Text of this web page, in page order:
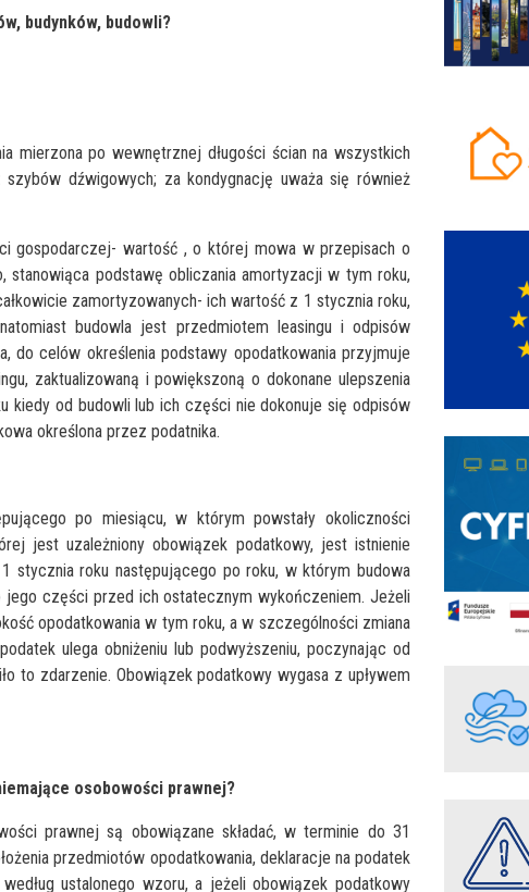
budynków, budowli?
mierzona po wewnętrznej długości ścian na wszystkich
dźwigowych; za kondygnację uważa się również
gospodarczej- wartość , o której mowa w przepisach o
stanowiąca podstawę obliczania amortyzacji w tym roku,
zamortyzowanych- ich wartość z 1 stycznia roku,
budowla jest przedmiotem leasingu i odpisów
do celów określenia podstawy opodatkowania przyjmuje
zaktualizowaną i powiększoną o dokonane ulepszenia
kiedy od budowli lub ich części nie dokonuje się odpisów
określona przez podatnika.
po miesiącu, w którym powstały okoliczności
jest uzależniony obowiązek podatkowy, jest istnienie
stycznia roku następującego po roku, w którym budowa
części przed ich ostatecznym wykończeniem. Jeżeli
opodatkowania w tym roku, a w szczególności zmiana
ulega obniżeniu lub podwyższeniu, poczynając od
to zdarzenie. Obowiązek podatkowy wygasa z upływem
osobowości prawnej?
prawnej są obowiązane składać, w terminie do 31
przedmiotów opodatkowania, deklaracje na podatek
ustalonego wzoru, a jeżeli obowiązek podatkowy